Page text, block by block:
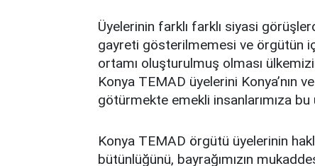
Üyelerinin farklı farklı siyasi
gayreti gösterilmemesi ve örgütün
ortamı oluşturulmuş olması
Konya TEMAD üyelerini Konya’nın
götürmekte emekli insanlarımıza
Konya TEMAD örgütü üyelerinin
bütünlüğünü, bayrağımızın